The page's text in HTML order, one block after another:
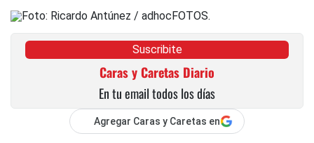
Suscribite
Caras y Caretas Diario
En tu email todos los días
Agregar Caras y Caretas en